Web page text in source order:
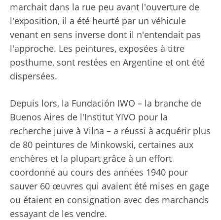
marchait dans la rue peu avant l'ouverture de
l'exposition, il a été heurté par un véhicule
venant en sens inverse dont il n'entendait pas
l'approche. Les peintures, exposées à titre
posthume, sont restées en Argentine et ont été
dispersées.
Depuis lors, la Fundación IWO – la branche de
Buenos Aires de l'Institut YIVO pour la
recherche juive à Vilna – a réussi à acquérir plus
de 80 peintures de Minkowski, certaines aux
enchères et la plupart grâce à un effort
coordonné au cours des années 1940 pour
sauver 60 œuvres qui avaient été mises en gage
ou étaient en consignation avec des marchands
essayant de les vendre.